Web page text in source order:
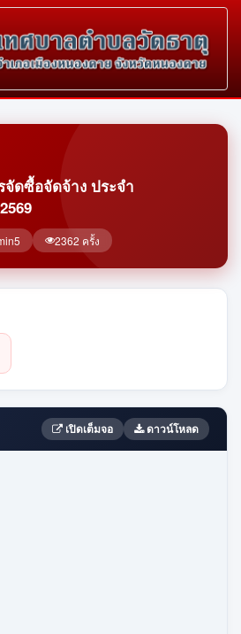
จัดซื้อจัดจ้าง ประจำ
2362 ครั้ง
เปิดเต็มจอ ดาวน์โหลด